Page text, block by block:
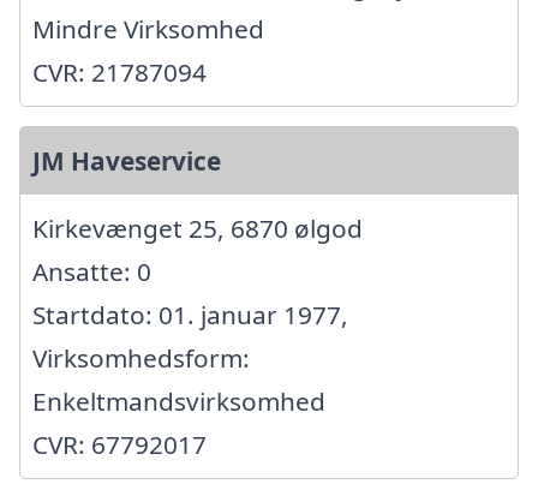
Mindre Virksomhed
CVR: 21787094
JM Haveservice
Kirkevænget 25, 6870 ølgod
Ansatte: 0
Startdato: 01. januar 1977,
Virksomhedsform:
Enkeltmandsvirksomhed
CVR: 67792017